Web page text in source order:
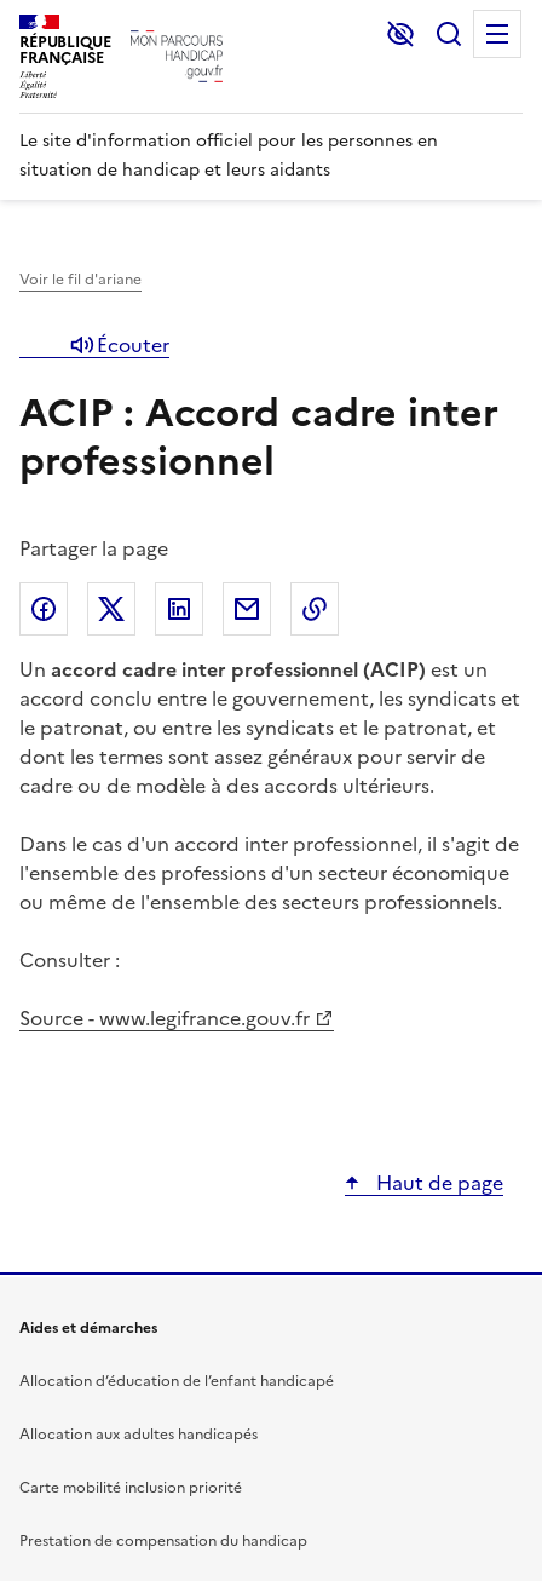
RÉPUBLIQUE
FRANÇAISE
Lecture et
Le site d'information officiel pour les personnes en
situation de handicap et leurs aidants
Voir le fil d'ariane
Écouter
ACIP : Accord cadre inter
professionnel
Partager la page
Partager l'article surFacebook
Partager l'article sur X (anciennement
Partager l'article sur
Partager l'article par courriel
Un accord cadre inter professionnel(ACIP) est un
accord conclu entre le gouvernement, les syndicats et
le patronat, ou entre les syndicats et le patronat, et
dont les termes sont assez généraux pour servir de
cadre ou de modèle à des accords ultérieurs.
Dans le cas d'un accord inter professionnel, il s'agit de
l'ensemble des professions d'un secteur économique
ou même de l'ensemble des secteurs professionnels.
Consulter :
Source - www.legifrance.gouv.fr
Haut de page
Aides et démarches
Allocation d’éducation de l’enfant handicapé
Allocation aux adultes handicapés
Carte mobilité inclusion priorité
Prestation de compensation du handicap